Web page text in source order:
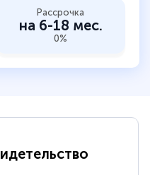
Рассрочка
на 6-18 мес.
0%